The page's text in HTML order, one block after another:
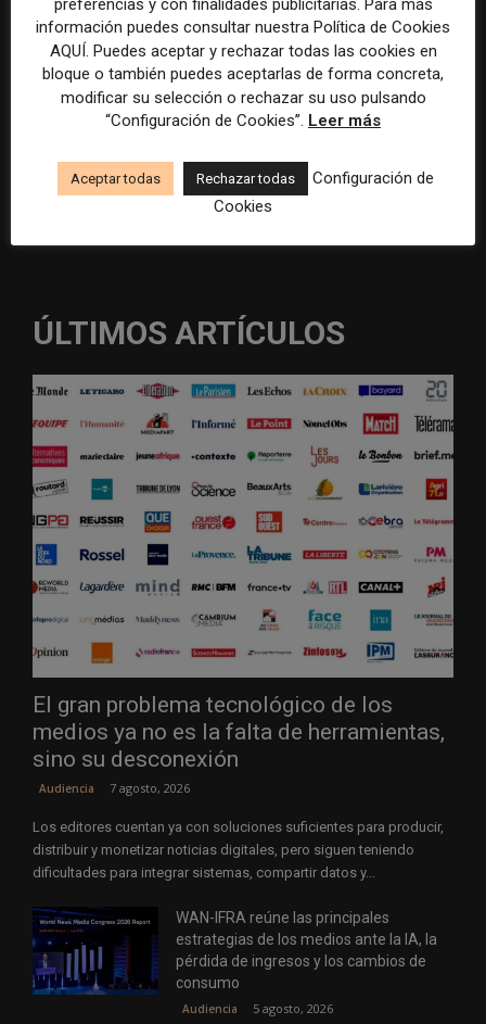
Guardar mis datos para la próxima vez que comente
Recibir un correo electrónico con los siguientes comentarios a
Recibir un correo electrónico con cada nueva entrada.
ÚLTIMOS ARTÍCULOS
El gran problema tecnológico de los
medios ya no es la falta de herramientas,
sino su desconexión
Audiencia 7 agosto, 2026
Los editores cuentan ya con soluciones suficientes para producir,
distribuir y monetizar noticias digitales, pero siguen teniendo
dificultades para integrar sistemas, compartir datos y...
WAN-IFRA reúne las principales
estrategias de los medios ante la IA, la
pérdida de ingresos y los cambios de
consumo
Audiencia 5 agosto, 2026
preferencias y con finalidades publicitarias. Para más
información puedes consultar nuestra Política de Cookies
AQUÍ. Puedes aceptar y rechazar todas las cookies en
bloque o también puedes aceptarlas de forma concreta,
modificar su selección o rechazar su uso pulsando
“Configuración de Cookies”. Leer más
Aceptar todas Rechazar todas
Configuración de
Cookies